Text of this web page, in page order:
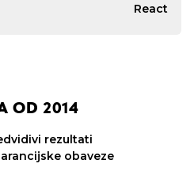
React
OD 2014
rezultati
obaveze